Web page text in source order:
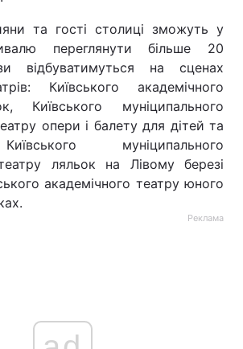
та гості столиці зможуть у
переглянути більше 20
відбуватимуться на сценах
Київського академічного
Київського муніципального
опери і балету для дітей та
муніципального
ляльок на Лівому березі
академічного театру юного
Реклама